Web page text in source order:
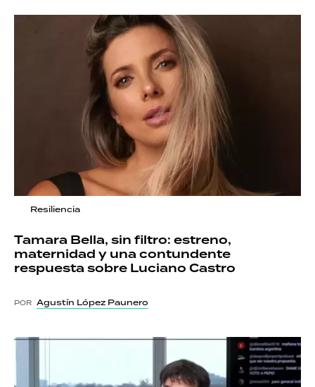
Resiliencia
Tamara Bella, sin filtro: estreno,
maternidad y una contundente
respuesta sobre Luciano Castro
POR Agustín López Paunero